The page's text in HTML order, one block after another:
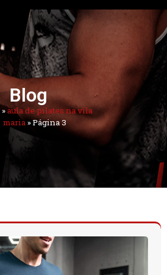
Blog
»aula de pilates na vila
maria»Página 3